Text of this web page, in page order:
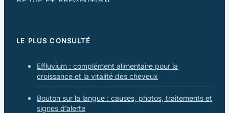
DE VIE ET PRÉVENTION
LE PLUS CONSULTÉ
Effluvium : complément alimentaire pour la
croissance et la vitalité des cheveux
Bouton sur la langue : causes, photos, traitements et
signes d’alerte